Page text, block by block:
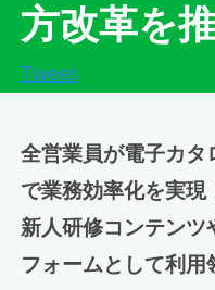
方改革を
Tweet
全営業員が電子カタ
で業務効率化を実現
新人研修コンテンツ
フォームとして利用